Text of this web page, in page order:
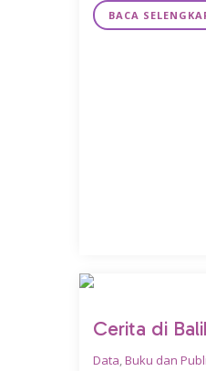
BACA
Cerita di
Data,Buku dan